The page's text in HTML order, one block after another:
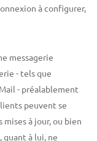
à configurer,
messagerie
- tels que
- préalablement
peuvent se
à jour, ou bien
quant à lui, ne